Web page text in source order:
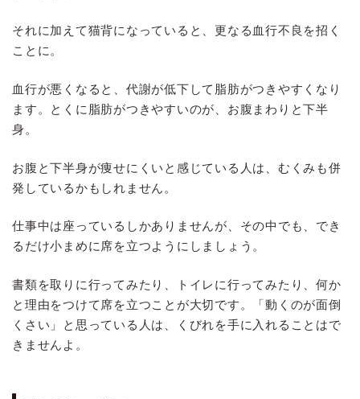
それに加えて猫背になっていると、更なる血行不良を招く
ことに。
血行が悪くなると、代謝が低下して脂肪がつきやすくなり
ます。とくに脂肪がつきやすいのが、お腹まわりと下半
身。
お腹と下半身が痩せにくいと感じている人は、むくみも併
発しているかもしれません。
仕事中は座っているしかありませんが、その中でも、でき
るだけ小まめに席を立つようにしましょう。
書類を取りに行ってみたり、トイレに行ってみたり、何か
と理由をつけて席を立つことが大切です。「動くのが面倒
くさい」と思っている人は、くびれを手に入れることはで
きませんよ。